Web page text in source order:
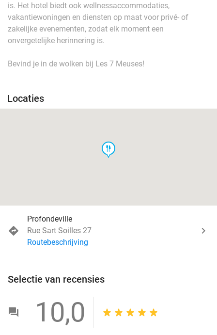
is. Het hotel biedt ook wellnessaccommodaties,
vakantiewoningen en diensten op maat voor privé- of
zakelijke evenementen, zodat elk moment een
onvergetelijke herinnering is.
Bevind je in de wolken bij Les 7 Meuses!
Locaties
food
Profondeville
Rue Sart Soilles 27
Routebeschrijving
Selectie van recensies
10,0